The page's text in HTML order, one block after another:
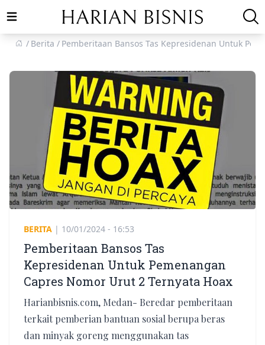
Open main menu
Berita
Pemberitaan Bansos Tas Kepresidenan Untuk
BERITA | 10/01/2024 - 16:53
Pemberitaan Bansos Tas
Kepresidenan Untuk Pemenangan
Capres Nomor Urut 2 Ternyata Hoax
Harianbisnis.com, Medan- Beredar pemberitaan
terkait pemberian bantuan sosial berupa beras
dan minyak goreng menggunakan tas